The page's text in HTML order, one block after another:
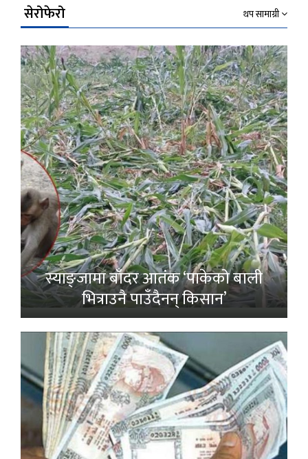
सेरोफेरो थप सामाग्री
स्याङ्जामा बाँदर आतंक ‘पाकेको बाली
भित्राउनै पाउँदैनन् किसान’